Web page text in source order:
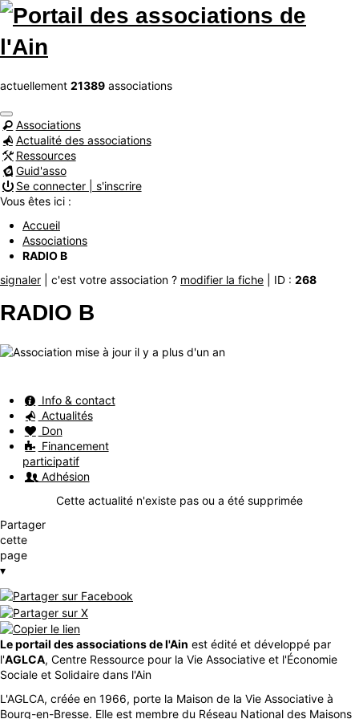
actuellement 21389 associations
Associations
Actualité des associations
Ressources
Guid'asso
Se connecter | s'inscrire
Vous êtes ici :
Accueil
Associations
RADIO B
signaler | c'est votre association ? modifier la fiche | ID : 268
RADIO B
Info & contact
Actualités
Don
Financement
participatif
Adhésion
Cette actualité n'existe pas ou a été supprimée
Partager
cette
page
▾
Le portail des associations de l'Ain est édité et développé par
l'AGLCA, Centre Ressource pour la Vie Associative et l'Économie
Sociale et Solidaire dans l'Ain
L'AGLCA, créée en 1966, porte la Maison de la Vie Associative à
Bourg-en-Bresse. Elle est membre du Réseau National des Maisons